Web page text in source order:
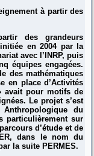
à partir des
des grandeurs
en 2004 par la
avec l’INRP, puis
équipes engagées.
des mathématiques
en place d’Activités
avait pour motifs de
Le projet s’est
du
particulièrement sur
d’étude et de
dans le nom du
la suite PERMES.